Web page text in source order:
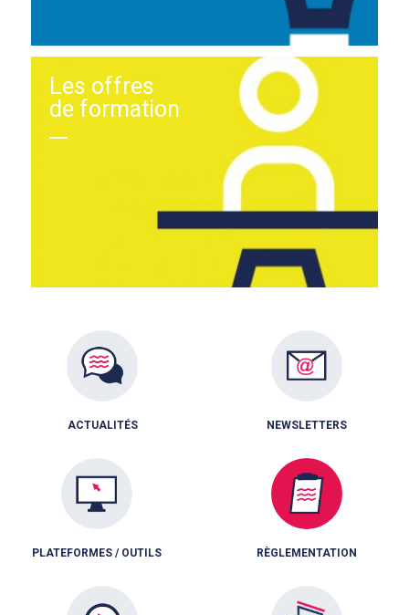
Les offres
de formation
ACTUALITÉS NEWSLETTERS
PLATEFORMES / OUTILS RÈGLEMENTATION